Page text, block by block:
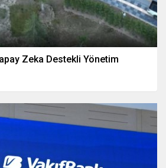
Zeka Destekli Yönetim